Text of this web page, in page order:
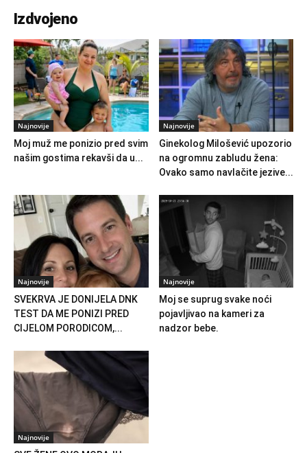
Izdvojeno
Najnovije
Moj muž me ponizio pred svim
našim gostima rekavši da u...
Najnovije
Ginekolog Milošević upozorio
na ogromnu zabludu žena:
Ovako samo navlačite jezive...
Najnovije
SVEKRVA JE DONIJELA DNK
TEST DA ME PONIZI PRED
CIJELOM PORODICOM,...
Najnovije
Moj se suprug svake noći
pojavljivao na kameri za
nadzor bebe.
Najnovije